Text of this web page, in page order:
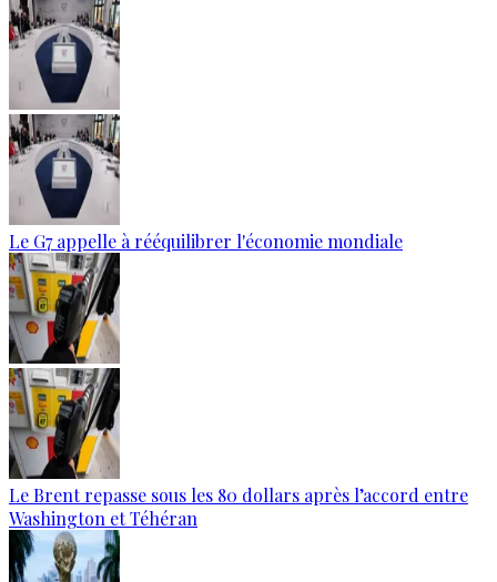
Le G7 appelle à rééquilibrer l'économie mondiale
Le Brent repasse sous les 80 dollars après l’accord entre
Washington et Téhéran